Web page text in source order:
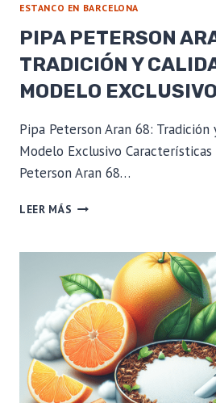
ESTANCO EN BARCELONA
PIPA PETERSON
TRADICIÓN Y
MODELO EXCLUSIVO
Pipa Peterson Aran 68: Tradición
Modelo Exclusivo
Peterson Aran 68…
LEER MÁS PIPA
68:
TRADICIÓN
Y
CALIDAD
EN
UN
MODELO
EXCLUSIVO